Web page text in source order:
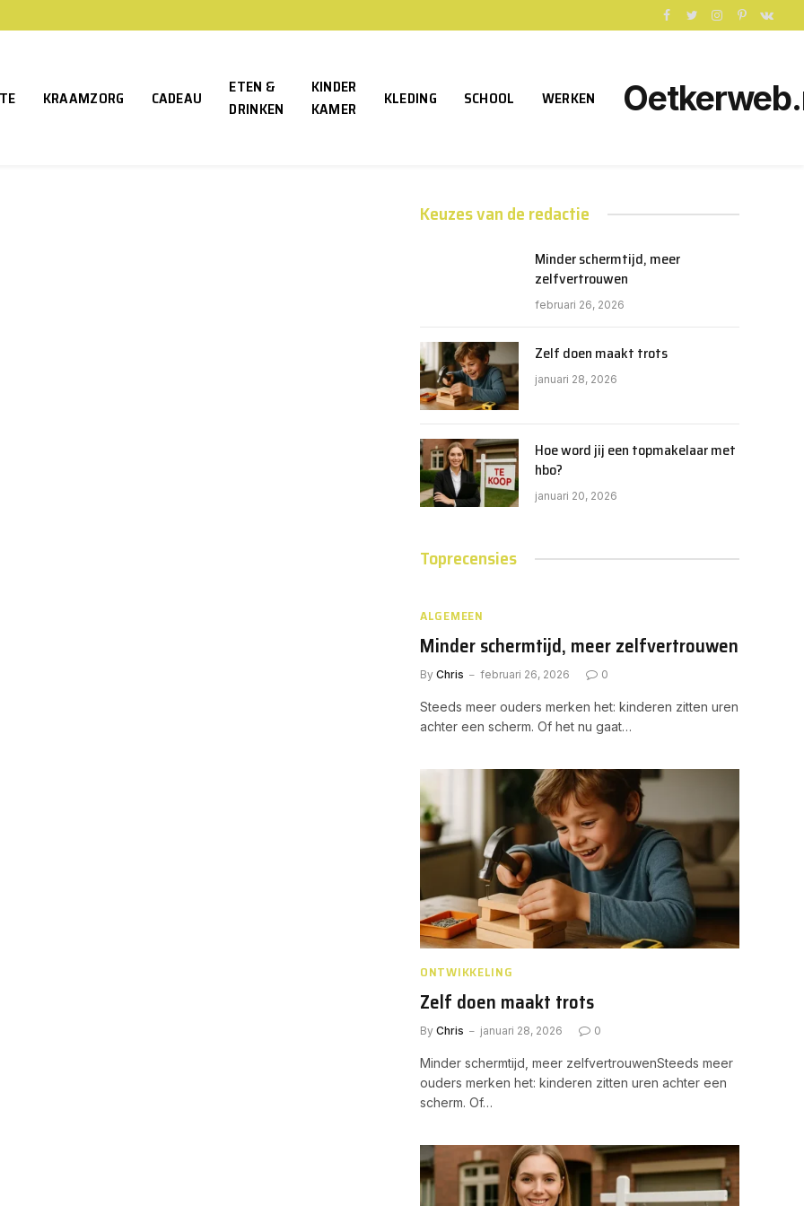
Facebook
TwitterInstagram
Pinterest
KRAAMZORG CADEAU
ETEN &
DRINKEN
KINDER
KAMER
KLEDING SCHOOL WERKEN
Keuzes van de redactie
Minder schermtijd, meer
zelfvertrouwen
februari 26, 2026
Zelf doen maakt trots
januari 28, 2026
Hoe word jij een topmakelaar met
hbo?
januari 20, 2026
Toprecensies
ALGEMEEN
Minder schermtijd, meer zelfvertrouwen
By Chris februari 26, 2026 0
Steeds meer ouders merken het: kinderen zitten uren
achter een scherm. Of het nu gaat…
ONTWIKKELING
Zelf doen maakt trots
By Chris januari 28, 2026 0
Minder schermtijd, meer zelfvertrouwenSteeds meer
ouders merken het: kinderen zitten uren achter een
scherm. Of…